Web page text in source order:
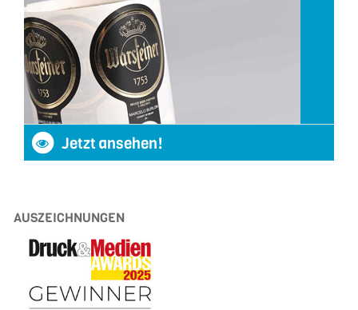
Jetzt ansehen!
AUSZEICHNUNGEN